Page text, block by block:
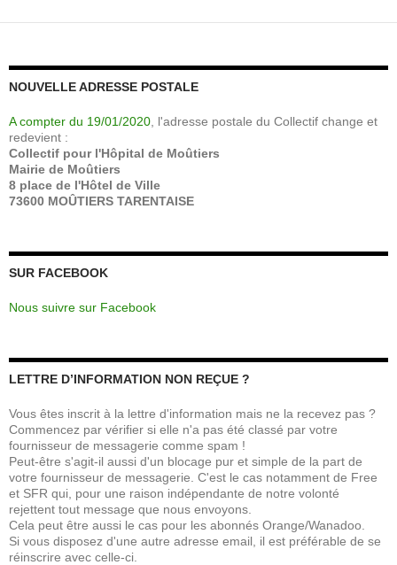
NOUVELLE ADRESSE POSTALE
A compter du 19/01/2020 , l'adresse postale du Collectif change et
redevient :
Collectif pour l'Hôpital de Moûtiers
Mairie de Moûtiers
8 place de l'Hôtel de Ville
73600 MOÛTIERS TARENTAISE
SUR FACEBOOK
Nous suivre sur Facebook
LETTRE D’INFORMATION NON REÇUE ?
Vous êtes inscrit à la lettre d'information mais ne la recevez pas ?
Commencez par vérifier si elle n'a pas été classé par votre
fournisseur de messagerie comme spam !
Peut-être s'agit-il aussi d'un blocage pur et simple de la part de
votre fournisseur de messagerie. C'est le cas notamment de Free
et SFR qui, pour une raison indépendante de notre volonté
rejettent tout message que nous envoyons.
Cela peut être aussi le cas pour les abonnés Orange/Wanadoo.
Si vous disposez d'une autre adresse email, il est préférable de se
réinscrire avec celle-ci.